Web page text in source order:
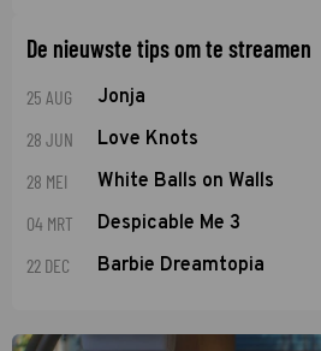
De nieuwste tips om te streamen
25 AUG Jonja
28 JUN Love Knots
28 MEI White Balls on Walls
04 MRT Despicable Me 3
22 DEC Barbie Dreamtopia